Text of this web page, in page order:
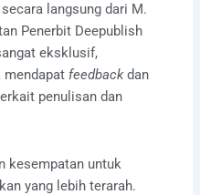
langsung dari M.
Penerbit Deepublish
eksklusif,
mendapat feedbackdan
penulisan dan
kesempatan untuk
yang lebih terarah.